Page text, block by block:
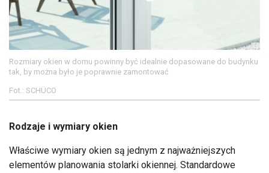
Rozmiary okien w domu powinny być idealnie dopasowane do budynku
tak, by można było je poprawnie zamontować
Fot.: SCHÜCO
Rodzaje i wymiary okien
Właściwe wymiary okien są jednym z najważniejszych
elementów planowania stolarki okiennej. Standardowe